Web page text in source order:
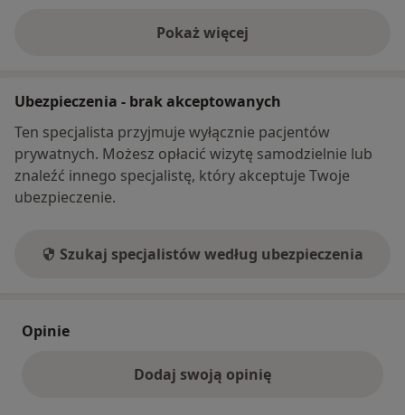
Pokaż więcej
o adresie
Ubezpieczenia - brak akceptowanych
Ten specjalista przyjmuje wyłącznie pacjentów
prywatnych. Możesz opłacić wizytę samodzielnie lub
znaleźć innego specjalistę, który akceptuje Twoje
ubezpieczenie.
Szukaj specjalistów według ubezpieczenia
Opinie
Dodaj swoją opinię